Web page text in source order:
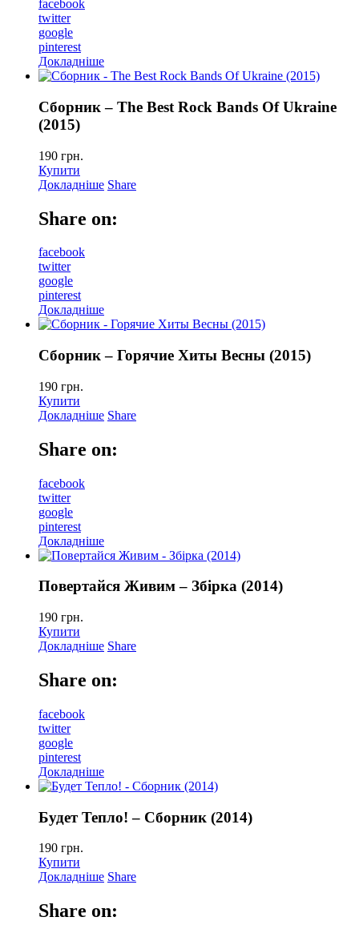
facebook
twitter
google
pinterest
Докладніше
Сборник – The Best Rock Bands Of Ukraine
(2015)
190 грн.
Купити
Докладніше Share
Share on:
facebook
twitter
google
pinterest
Докладніше
Сборник – Горячие Хиты Весны (2015)
190 грн.
Купити
Докладніше Share
Share on:
facebook
twitter
google
pinterest
Докладніше
Повертайся Живим – Збірка (2014)
190 грн.
Купити
Докладніше Share
Share on:
facebook
twitter
google
pinterest
Докладніше
Будет Тепло! – Сборник (2014)
190 грн.
Купити
Докладніше Share
Share on: